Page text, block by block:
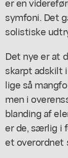
symfoni. Det
solistiske
Det nye er at
skarpt adskilt
lige så
men i
blanding af
er de, særlig i
et overordnet